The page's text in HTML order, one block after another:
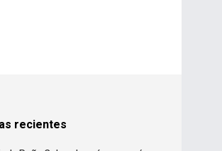
recientes